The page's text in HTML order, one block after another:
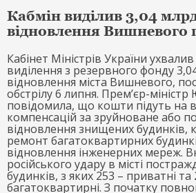
Кабмін виділив 3,04
відновлення Вишневого
Кабінет Міністрів України
виділення з резервного фонду
відновлення міста Вишневого,
обстрілу 6 липня. Прем’єр-
повідомила, що кошти підуть на
компенсацій за зруйноване або
відновлення знищених будинків,
ремонт багатоквартирних
відновлення інженерних мереж.
російського удару в місті
будинків, з яких 253 – приватні та
багатоквартирні. З початку